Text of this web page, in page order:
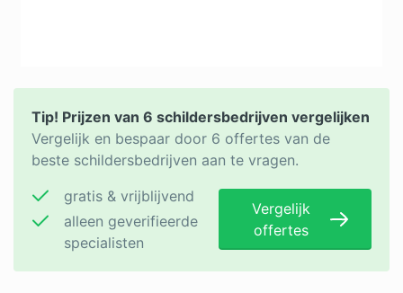
Tip! Prijzen van 6 schildersbedrijven vergelijken
Vergelijk en bespaar door 6 offertes van de
beste schildersbedrijven aan te vragen.
gratis & vrijblijvend
alleen geverifieerde
specialisten
Vergelijk
offertes